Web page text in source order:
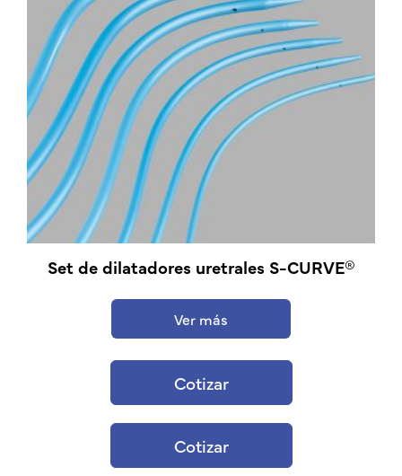
Set de dilatadores uretrales S-CURVE®
Ver más
Cotizar
Cotizar